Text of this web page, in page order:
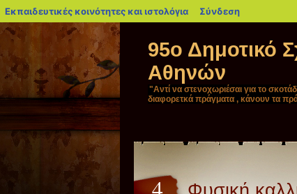
Εκπαιδευτικές κοινότητες και ιστολόγια blogs.sch.gr
Σύνδεση
95ο Δημοτικό
Αθηνών
"Αντί να στενοχωριέσαι για το
διαφορετκά πράγματα , κάνουν τα